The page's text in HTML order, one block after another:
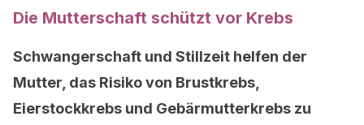
Die Mutterschaft schützt vor Krebs
Schwangerschaft und Stillzeit helfen der
Mutter, das Risiko von Brustkrebs,
Eierstockkrebs und Gebärmutterkrebs zu